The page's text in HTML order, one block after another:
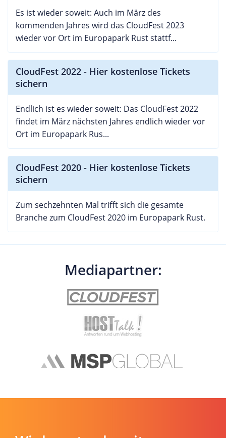
Es ist wieder soweit: Auch im März des
kommenden Jahres wird das CloudFest 2023
wieder vor Ort im Europapark Rust stattf...
CloudFest 2022 - Hier kostenlose Tickets
sichern
Endlich ist es wieder soweit: Das CloudFest 2022
findet im März nächsten Jahres endlich wieder vor
Ort im Europapark Rus...
CloudFest 2020 - Hier kostenlose Tickets
sichern
Zum sechzehnten Mal trifft sich die gesamte
Branche zum CloudFest 2020 im Europapark Rust.
Mediapartner: